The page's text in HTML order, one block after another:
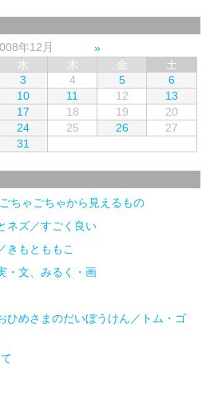
年12月
水 木 金
土
3 4 5
6
10 11 12
13
17 18 19
20
24 25 26
27
31
ちゃごちゃから見えるもの
ネズ／すごく良い
きもとももこ
・文、みるく・画
ひめさまのだいぼうけん／トム・ゴ